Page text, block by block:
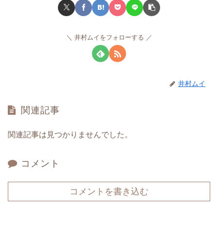
井村ムイをフォローする
井村ムイ
関連記事
関連記事は見つかりませんでした。
コメント
コメントを書き込む